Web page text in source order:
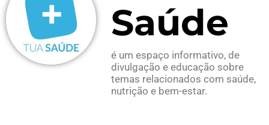
Saúde
é um espaço informativo, de
divulgação e educação sobre
temas relacionados com saúde,
nutrição e bem-estar.